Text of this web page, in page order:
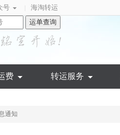
号 海淘转运
运单查询
费 转运服务
通知